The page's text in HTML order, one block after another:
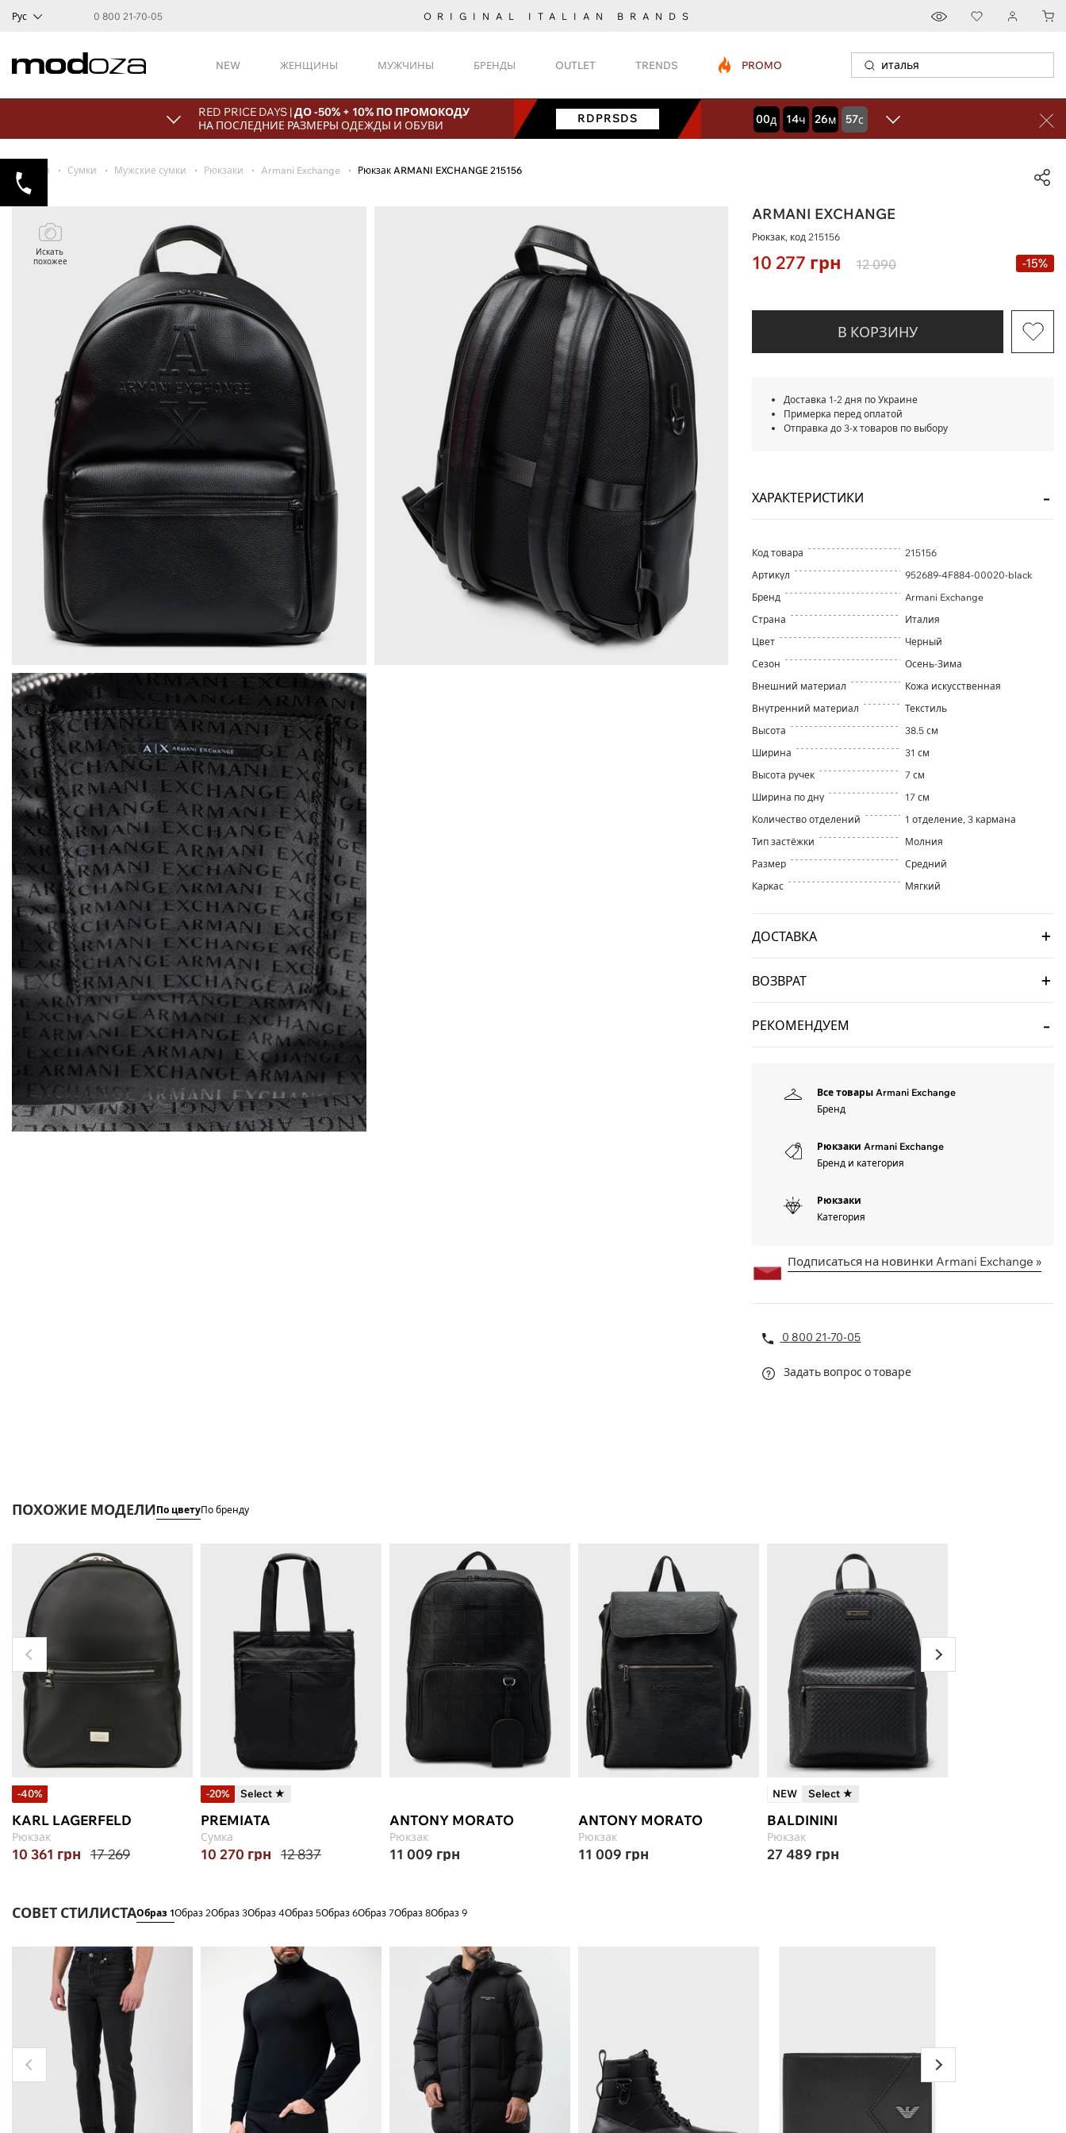
Рус 0 800 21-70-05 ORIGINAL ITALIAN BRANDS
NEW ЖЕНЩИНЫ МУЖЧИНЫ БРЕНДЫ OUTLET TRENDS PROMO
RED PRICE DAYS |ДО -50% + 10% ПО ПРОМОКОДУ
НА ПОСЛЕДНИЕ РАЗМЕРЫ ОДЕЖДЫ И ОБУВИ
RDPRSDS 00дней
14часов
26минут
56секунд
Главная Сумки Мужские сумки Рюкзаки Armani Exchange Рюкзак ARMANI EXCHANGE 215156
Искать
похожее
ARMANI EXCHANGE
Рюкзак, код215156
10 277 грн 12 090 -15%
В КОРЗИНУ
Доставка 1-2 дня по Украине
Примерка перед оплатой
Отправка до 3-х товаров по выбору
ХАРАКТЕРИСТИКИ
Код товара
215156
Артикул
952689-4F884-00020-black
Бренд
Armani Exchange
Страна
Италия
Цвет
Черный
Сезон
Осень-Зима
Внешний материал
Кожа искусственная
Внутренний материал
Текстиль
Высота
38.5 см
Ширина
31 см
Высота ручек
7 см
Ширина по дну
17 см
Количество отделений
1 отделение, 3 кармана
Тип застёжки
Молния
Размер
Средний
Каркас
Мягкий
ДОСТАВКА
ВОЗВРАТ
РЕКОМЕНДУЕМ
Все товары Armani Exchange
Бренд
Рюкзаки Armani Exchange
Бренд и категория
Рюкзаки
Категория
Подписаться на новинки Armani Exchange »
0 800 21-70-05
Задать вопрос о товаре
ПОХОЖИЕ МОДЕЛИПо цветуПо бренду
-40%
KARL LAGERFELD
Рюкзак
10 361 грн 17 269
-20% Select ★
PREMIATA
Сумка
10 270 грн 12 837
ANTONY MORATO
Рюкзак
11 009 грн
ANTONY MORATO
Рюкзак
11 009 грн
NEW Select ★
BALDININI
Рюкзак
27 489 грн
СОВЕТ СТИЛИСТАОбраз 1Образ 2Образ 3Образ 4Образ 5Образ 6Образ 7Образ 8Образ 9